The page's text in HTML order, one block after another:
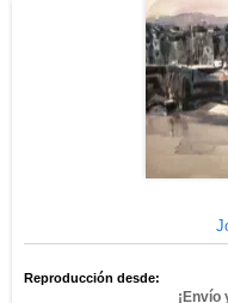
Reproducción desde: